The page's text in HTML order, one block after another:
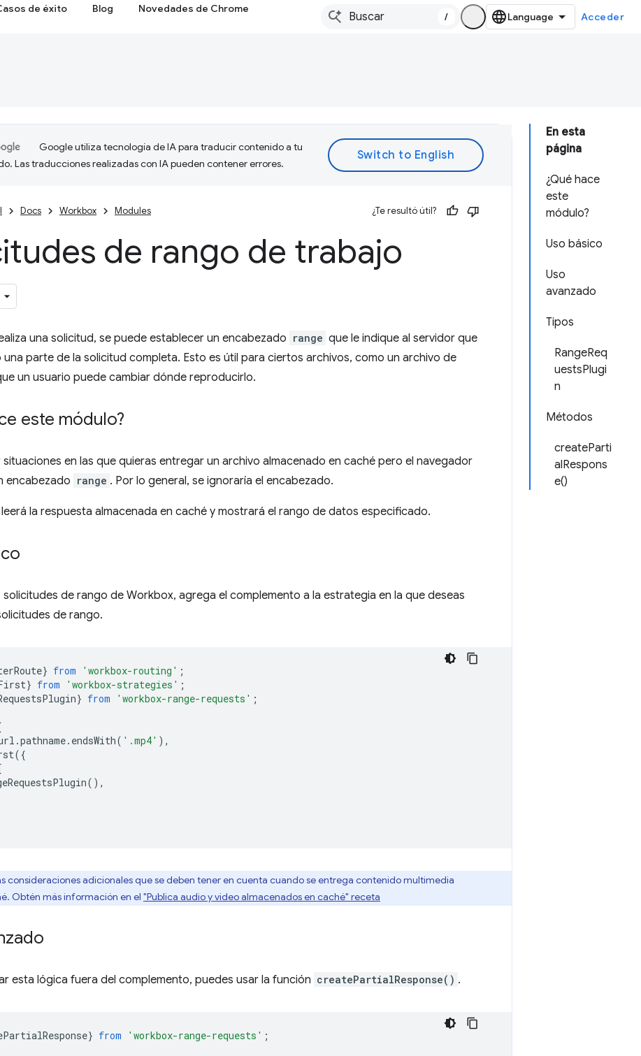
de éxito Blog Novedades de Chrome
/ Acceder
En esta
página
¿Qué hace
este
módulo?
Uso básico
Uso
avanzado
Tipos
RangeReq
uestsPlugi
n
Métodos
createParti
alRespons
e()
Google utiliza tecnología de IA para traducir contenido a tu
Las traducciones realizadas con IA pueden contener errores.
Docs Workbox Modules ¿Te resultó útil?
de rango de trabajo
una solicitud, se puede establecer un encabezado range que le indique al servidor que
una parte de la solicitud completa. Esto es útil para ciertos archivos, como un archivo de
un usuario puede cambiar dónde reproducirlo.
este módulo?
situaciones en las que quieras entregar un archivo almacenado en caché pero el navegador
encabezado range . Por lo general, se ignoraría el encabezado.
la respuesta almacenada en caché y mostrará el rango de datos especificado.
solicitudes de rango de Workbox, agrega el complemento a la estrategia en la que deseas
de rango.
} from 'workbox-routing' ;
} from 'workbox-strategies' ;
} from 'workbox-range-requests' ;
.pathname. endsWith( '.mp4' ),
({
(),
consideraciones adicionales que se deben tener en cuenta cuando se entrega contenido multimedia
Obtén más información en el "Publica audio y video almacenados en caché" receta
esta lógica fuera del complemento, puedes usar la función createPartialResponse() .
} from 'workbox-range-requests' ;